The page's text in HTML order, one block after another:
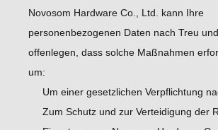
Novosom Hardware Co., Ltd. kann Ihre
personenbezogenen Daten nach Treu
offenlegen, dass solche Maßnahmen
um:
Um einer gesetzlichen Verpflichtung
Zum Schutz und zur Verteidigung der